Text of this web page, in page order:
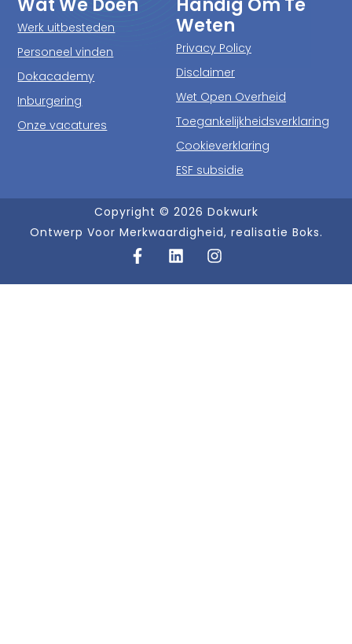
Werk uitbesteden
Personeel vinden
Dokacademy
Inburgering
Onze vacatures
Weten
Privacy Policy
Disclaimer
Wet Open Overheid
Toegankelijkheidsverklaring
Cookieverklaring
ESF subsidie
Copyright © 2026 Dokwurk
Ontwerp Voor Merkwaardigheid, realisatie Boks.